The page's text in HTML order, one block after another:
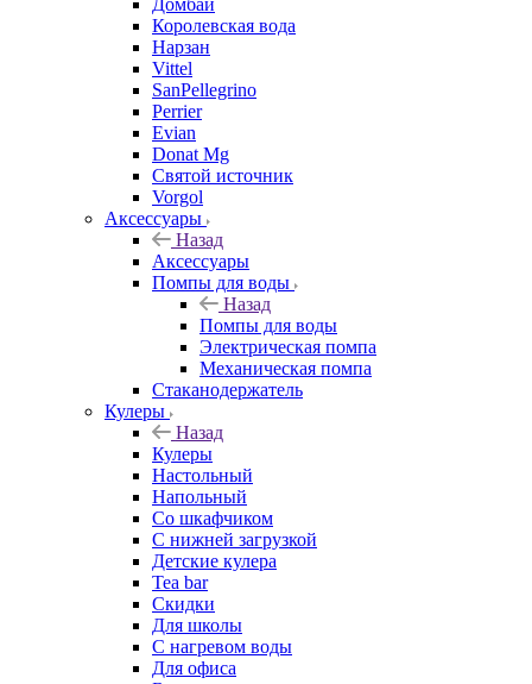
Домбай
Королевская вода
Нарзан
Vittel
SanPellegrino
Perrier
Evian
Donat Mg
Святой источник
Vorgol
Аксессуары
Назад
Аксессуары
Помпы для воды
Назад
Помпы для воды
Электрическая помпа
Механическая помпа
Стаканодержатель
Кулеры
Назад
Кулеры
Настольный
Напольный
Со шкафчиком
С нижней загрузкой
Детские кулера
Tea bar
Скидки
Для школы
С нагревом воды
Для офиса